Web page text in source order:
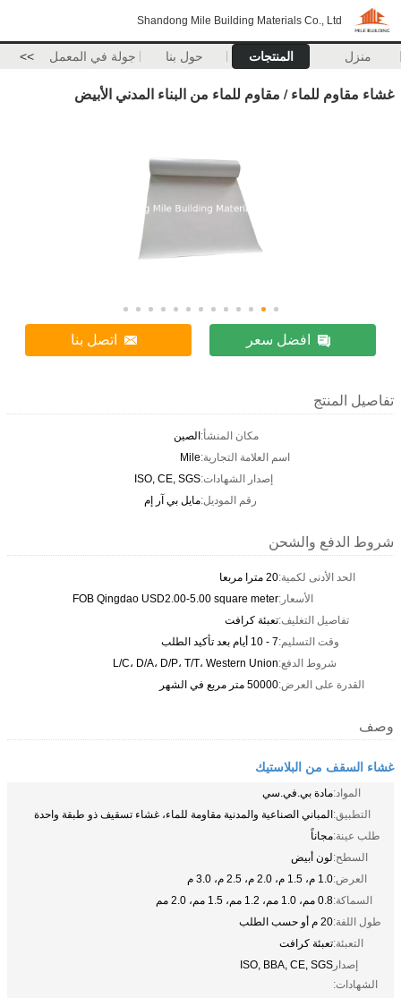
Shandong Mile Building Materials Co., Ltd
منزل المنتجات حول بنا جولة في المعمل >>
غشاء مقاوم للماء / مقاوم للماء من البناء المدني الأبيض
افضل سعر اتصل بنا
تفاصيل المنتج
مكان المنشأ:الصين
اسم العلامة التجارية:Mile
إصدار الشهادات:ISO, CE, SGS
رقم الموديل:مايل بي آر إم
شروط الدفع والشحن
الحد الأدنى لكمية:20 مترا مربعا
الأسعار:FOB Qingdao USD2.00-5.00 square meter
تفاصيل التغليف:تعبئة كرافت
وقت التسليم:7 - 10 أيام بعد تأكيد الطلب
شروط الدفع:L/C، D/A، D/P، T/T، Western Union
القدرة على العرض:50000 متر مربع في الشهر
وصف
غشاء السقف من البلاستيك
المواد:مادة بي.في.سي
التطبيق:المباني الصناعية والمدنية مقاومة للماء، غشاء تسقيف ذو طبقة واحدة
طلب عينة:مجاناً
السطح:لون أبيض
العرض:1.0 م، 1.5 م، 2.0 م، 2.5 م، 3.0 م
السماكة:0.8 مم، 1.0 مم، 1.2 مم، 1.5 مم، 2.0 مم
طول اللفة:20 م أو حسب الطلب
التعبئة:تعبئة كرافت
إصدار
الشهادات:
ISO, BBA, CE, SGS